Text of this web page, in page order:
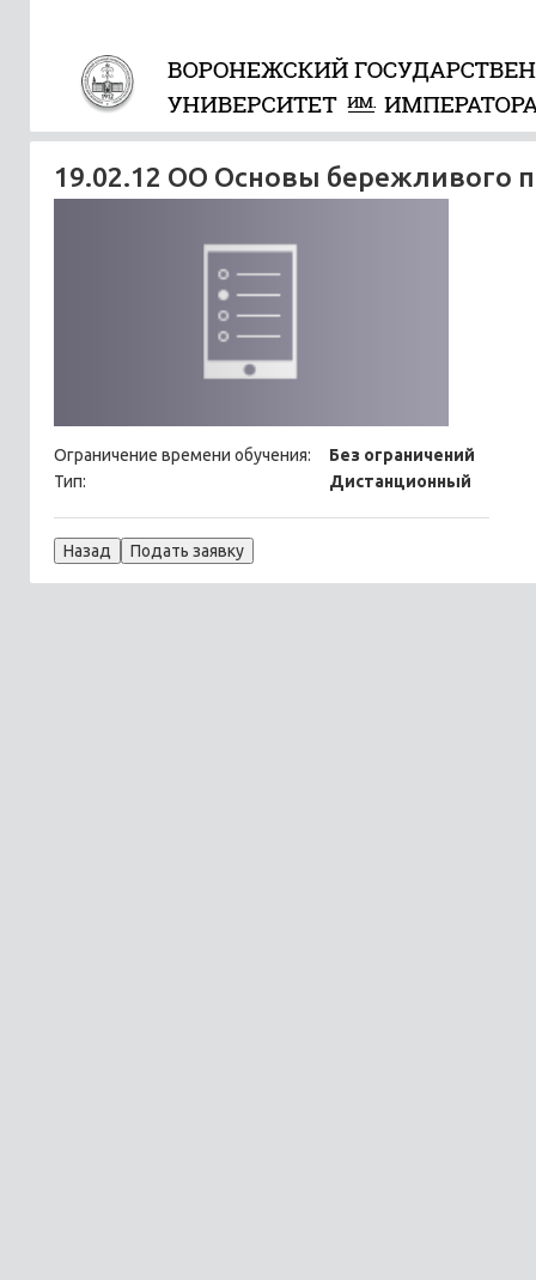
19.02.12 ОО Основы бережливого
Ограничение времени обучения:
Без ограничений
Тип:
Дистанционный